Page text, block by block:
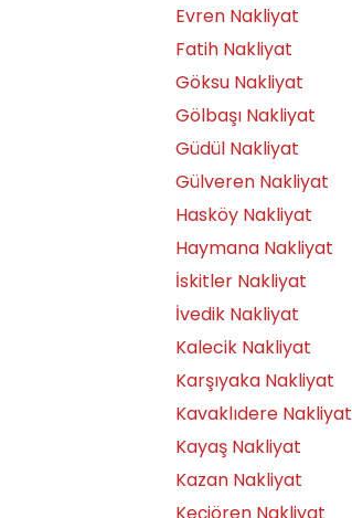
Evren Nakliyat
Fatih Nakliyat
Göksu Nakliyat
Gölbaşı Nakliyat
Güdül Nakliyat
Gülveren Nakliyat
Hasköy Nakliyat
Haymana Nakliyat
İskitler Nakliyat
İvedik Nakliyat
Kalecik Nakliyat
Karşıyaka Nakliyat
Kavaklıdere Nakliyat
Kayaş Nakliyat
Kazan Nakliyat